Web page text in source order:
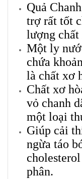
Quả
trợ rất tốt
lượng
Một ly
chứa
là chất xơ
Chất xơ
vỏ chanh
một loại
Giúp cải
ngừa táo
phân.